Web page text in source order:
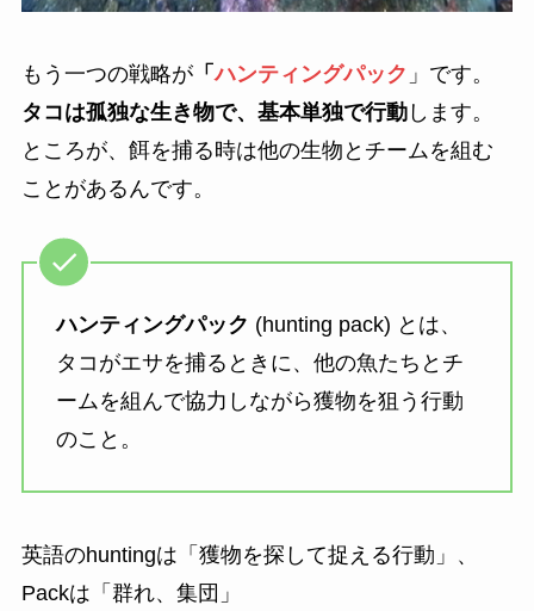
もう一つの戦略が「ハンティングパック 」です。
タコは孤独な生き物で、基本単独で行動します。
ところが、餌を捕る時は他の生物とチームを組む
ことがあるんです。
ハンティングパック (hunting pack) とは、
タコがエサを捕るときに、他の魚たちとチ
ームを組んで協力しながら獲物を狙う行動
のこと。
英語のhuntingは「獲物を探して捉える行動」、
Packは「群れ、集団」